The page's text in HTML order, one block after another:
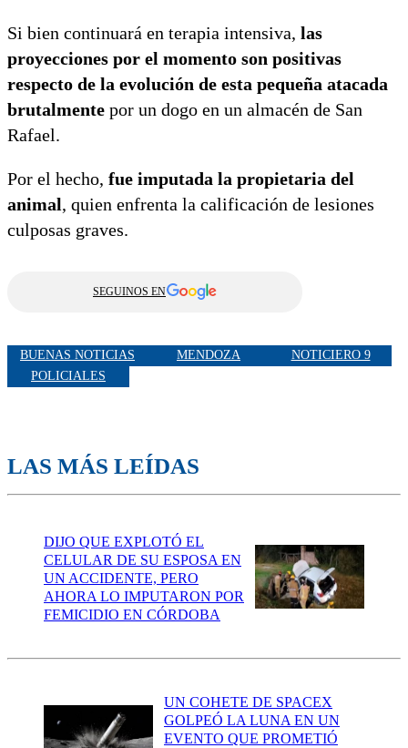
Si bien continuará en terapia intensiva, las
proyecciones por el momento son positivas
respecto de la evolución de esta pequeña atacada
brutalmente por un dogo en un almacén de San
Rafael.
Por el hecho, fue imputada la propietaria del
animal, quien enfrenta la calificación de lesiones
culposas graves.
SEGUINOS EN
BUENAS NOTICIAS MENDOZA
NOTICIERO 9
POLICIALES
LAS MÁS LEÍDAS
DIJO QUE EXPLOTÓ EL
CELULAR DE SU ESPOSA EN
UN ACCIDENTE, PERO
AHORA LO IMPUTARON POR
FEMICIDIO EN CÓRDOBA
UN COHETE DE SPACEX
GOLPEÓ LA LUNA EN UN
EVENTO QUE PROMETIÓ